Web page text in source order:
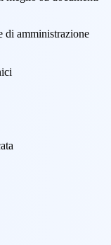
di amministrazione